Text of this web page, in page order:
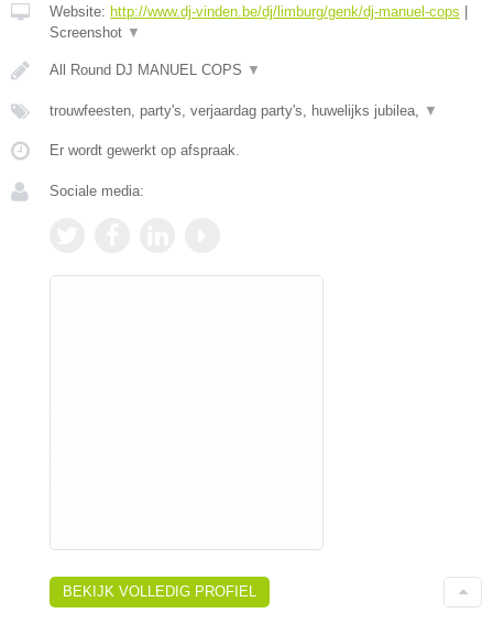
Website: http://www.dj-vinden.be/dj/limburg/genk/dj-manuel-cops
Screenshot ▼
All Round DJ MANUEL COPS ▼
trouwfeesten, party's, verjaardag party's, huwelijks jubilea, ▼
Er wordt gewerkt op afspraak.
Sociale media:
BEKIJK VOLLEDIG PROFIEL